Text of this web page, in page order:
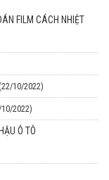
FILM CÁCH NHIỆT
(22/10/2022)
2022)
Ô TÔ